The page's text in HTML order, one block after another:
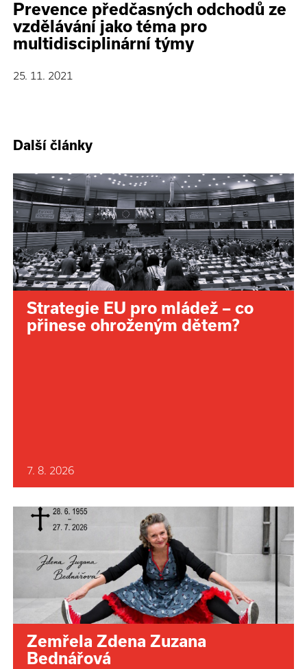
Prevence předčasných odchodů ze
vzdělávání jako téma pro
multidisciplinární týmy
25. 11. 2021
Další články
Strategie EU pro mládež – co
přinese ohroženým dětem?
7. 8. 2026
Zemřela Zdena Zuzana
Bednářová